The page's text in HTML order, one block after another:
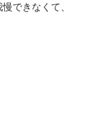
できなくて、